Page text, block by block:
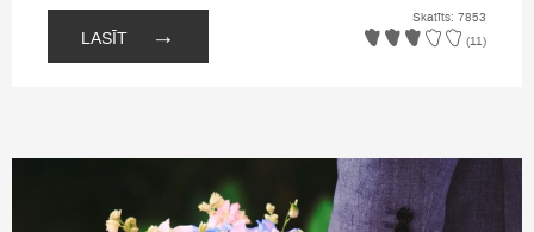
LASĪT →
Skatīts: 7853
(11)